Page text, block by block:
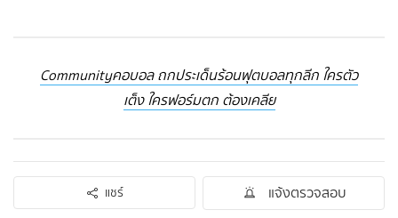
Communityคอบอล ถกประเด็นร้อนฟุตบอลทุกลีก ใครตัว
เต็ง ใครฟอร์มตก ต้องเคลีย
แชร์ แจ้งตรวจสอบ